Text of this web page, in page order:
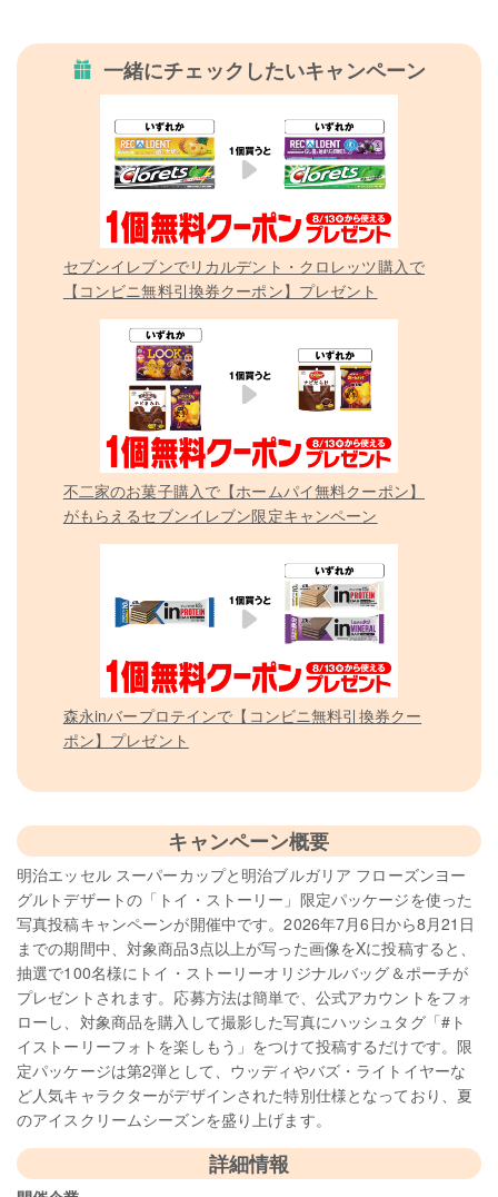
一緒にチェックしたいキャンペーン
セブンイレブンでリカルデント・クロレッツ購入で
【コンビニ無料引換券クーポン】プレゼント
不二家のお菓子購入で【ホームパイ無料クーポン】
がもらえるセブンイレブン限定キャンペーン
森永inバープロテインで【コンビニ無料引換券クー
ポン】プレゼント
キャンペーン概要
明治エッセル スーパーカップと明治ブルガリア フローズンヨー
グルトデザートの「トイ・ストーリー」限定パッケージを使った
写真投稿キャンペーンが開催中です。2026年7月6日から8月21日
までの期間中、対象商品3点以上が写った画像をXに投稿すると、
抽選で100名様にトイ・ストーリーオリジナルバッグ＆ポーチが
プレゼントされます。応募方法は簡単で、公式アカウントをフォ
ローし、対象商品を購入して撮影した写真にハッシュタグ「#ト
イストーリーフォトを楽しもう」をつけて投稿するだけです。限
定パッケージは第2弾として、ウッディやバズ・ライトイヤーな
ど人気キャラクターがデザインされた特別仕様となっており、夏
のアイスクリームシーズンを盛り上げます。
詳細情報